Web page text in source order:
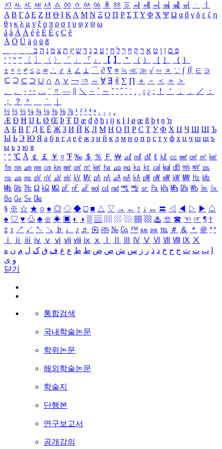
ㅺ ㅻ ㅼ ㅽ ㅾ ㅿ ㆀ ㆁ ㆂ ㆃ ㆄ ㆅ ㆆ ㆇ ㆈ ㆉ ㆊ ㆋ ㆌ ㆍ
ㆎ
Α Β ΓΔ Ε Ζ Η Θ Ι ΚΛ Μ Ν Ξ Ο Π Ρ Σ ΤΥ Φ Χ Ψ Ω α β γ δ ε ζ η
θ ι κ λ μ ν ξ ο π ρ σ τ υ φ χ ψ ω
á à Á À é è É È ç Ç ê
Ä Ö Ü ä ö ü ß
ִֶֹ ֻּ ׁׂ פ ם ן ו ט א ר ק ף ך ל ח י ע כ ג ד ש ץ ת צ מ נ ה ב
‘ ’ “ ” 〔 〕 〈 〉 「 」 『 』 【 】 ＂ （ ） ［ ］ ｛ ｝
± × ÷ ≠ ≤ ≥ ∞ ∴ ♂ ♀ ∠ ⊥ ⌒ ∂ ∇ ≡ ≒ ≪ ≫ √ ∽ ∝ ∵ ∫ ∬ ∈ ∋
⊆ ⊇ ⊂ ⊃ ∪ ∩ ∧ ∨ ￢ ⇒ ⇔ ∀ ∃ ∮ ∑ ∏ ＋ － ＜ ＝
＞
、
。 · ‥ … ¨ 〃 ― ＼ ∼ ´ ～ ˇ ˘ ˝ ˚ ˙ ¸ ¡ ¿ ː ！ ＇ ， ． ／
：
；
？ ＾ ｀
½ ⅓ ⅔ ¼ ¾ ⅛ ⅜ ⅝ ⅞ ¹ ² ³ ⁴ ⁿ ₁ ₂ ₃ ₄
Æ Ð Ħ Ĳ Ł Ø Œ Þ Ŧ Ŋ æ đ ð ħ ı ĳ ĸ ŀ ł ø œ ß þ ŧ ŋ ŉ
А Б В Г Д Е Ё Ж З И Й К Л М Н О П Р С Т У Ф Х Ц Ч Ш Щ Ъ
Ы Ь Э Ю Я а б в г д е ё ж з и й к л м н о п р с т у ф х ц ч ш щ ъ
ы ь э ю я
′ ″ ℃ Å ￠ ￡ ￥ ¤ ℉ ‰ ＄ ％ Ｆ ￦ ㎕ ㎖ ㎗ ℓ ㎘ ㏄ ㎣ ㎤ ㎥ ㎦
㎙ ㎚ ㎛ ㎜ ㎝ ㎞ ㎟ ㎠ ㎡ ㎢ ㏊ ㎍ ㎎ ㎏ ㏏ ㎈ ㎉ ㏈ ㎧ ㎨ ㎰
㎱ ㎲ ㎳ ㎴ ㎵ ㎶ ㎷ ㎸ ㎹ ㎀ ㎁ ㎂ ㎃ ㎄ ㎺ ㎻ ㎽ ㎾ ㎿ ㎐ ㎑
㎒ ㎓ ㎔ Ω ㏀ ㏁ ㎊ ㎋ ㎌ ㏖ ㏅ ㎭ ㎮ ㎯ ㏛ ㎩ ㎪ ㎫ ㎬ ㏝ ㏐
㏓
㏃ ㏉ ㏜ ㏆
§ ※ ☆ ★ ○ ● ◎ ◇ ◆ □ ■ △ ▽ → ← ↑ ↓ ↔ 〓 ◁ ◀ ▷ ▶ ♤
♠ ♡ ♥ ♧ ♣ ⊙ ◈ ▣ ◐ ◑ ▒ ▤ ▨ ▧ ▦ ▩ ♨ ☏ ☎ ☜ ☞ ¶ †
‡ ↕ ↗ ↙ ↖ ↘ ♭ ♩ ♪ ♬ ㉿ ㈜ № ㏇ ™ ㏂ ㏘ ℡ ＃ ＆ ＊ ＠ ª º
ⅰ
ⅱ ⅲ ⅳ ⅴ ⅵ ⅶ ⅷ ⅸ ⅹ Ⅳ Ⅴ Ⅵ Ⅶ Ⅷ Ⅸ Ⅹ
ب ت ث ج ح خ د ذ ر ز س ش ص ض ط ظ ع غ ف ق ک ل م ن ه
و ی
닫기
통합검색
국내학술논문
학위논문
해외학술논문
학술지
단행본
연구보고서
공개강의